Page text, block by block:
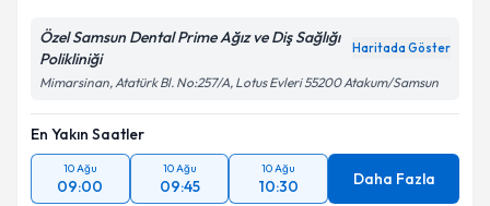
Özel Samsun Dental Prime Ağız ve Diş Sağlığı
Polikliniği
Haritada Göster
Mimarsinan, Atatürk Bl. No:257/A, Lotus Evleri 55200 Atakum/Samsun
En Yakın Saatler
10 Ağu
09:00
10 Ağu
09:45
10 Ağu
10:30 Daha Fazla